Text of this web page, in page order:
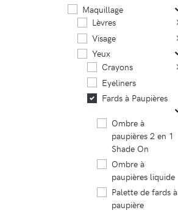
Maquillage
Lèvres
Visage
Yeux
Crayons
Eyeliners
Fards à Paupières
Ombre à
paupières 2 en 1
Shade On
Ombre à
paupières liquide
Palette de fards à
paupière